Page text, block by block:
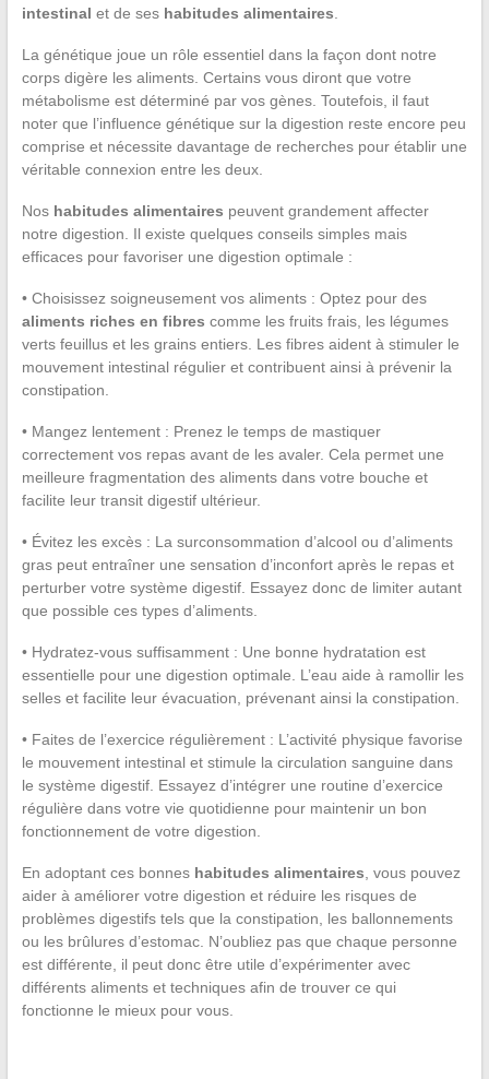
intestinal et de ses habitudes alimentaires
La génétique joue un rôle essentiel dans la façon dont notre
corps digère les aliments. Certains vous diront que votre
métabolisme est déterminé par vos gènes. Toutefois, il faut
noter que l’influence génétique sur la digestion reste encore peu
comprise et nécessite davantage de recherches pour établir une
véritable connexion entre les deux.
Nos habitudes alimentaires peuvent grandement affecter
notre digestion. Il existe quelques conseils simples mais
efficaces pour favoriser une digestion optimale :
• Choisissez soigneusement vos aliments : Optez pour des
aliments riches en fibres comme les fruits frais, les légumes
verts feuillus et les grains entiers. Les fibres aident à stimuler le
mouvement intestinal régulier et contribuent ainsi à prévenir la
constipation.
• Mangez lentement : Prenez le temps de mastiquer
correctement vos repas avant de les avaler. Cela permet une
meilleure fragmentation des aliments dans votre bouche et
facilite leur transit digestif ultérieur.
• Évitez les excès : La surconsommation d’alcool ou d’aliments
gras peut entraîner une sensation d’inconfort après le repas et
perturber votre système digestif. Essayez donc de limiter autant
que possible ces types d’aliments.
• Hydratez-vous suffisamment : Une bonne hydratation est
essentielle pour une digestion optimale. L’eau aide à ramollir les
selles et facilite leur évacuation, prévenant ainsi la constipation.
• Faites de l’exercice régulièrement : L’activité physique favorise
le mouvement intestinal et stimule la circulation sanguine dans
le système digestif. Essayez d’intégrer une routine d’exercice
régulière dans votre vie quotidienne pour maintenir un bon
fonctionnement de votre digestion.
En adoptant ces bonnes habitudes alimentaires , vous pouvez
aider à améliorer votre digestion et réduire les risques de
problèmes digestifs tels que la constipation, les ballonnements
ou les brûlures d’estomac. N’oubliez pas que chaque personne
est différente, il peut donc être utile d’expérimenter avec
différents aliments et techniques afin de trouver ce qui
fonctionne le mieux pour vous.